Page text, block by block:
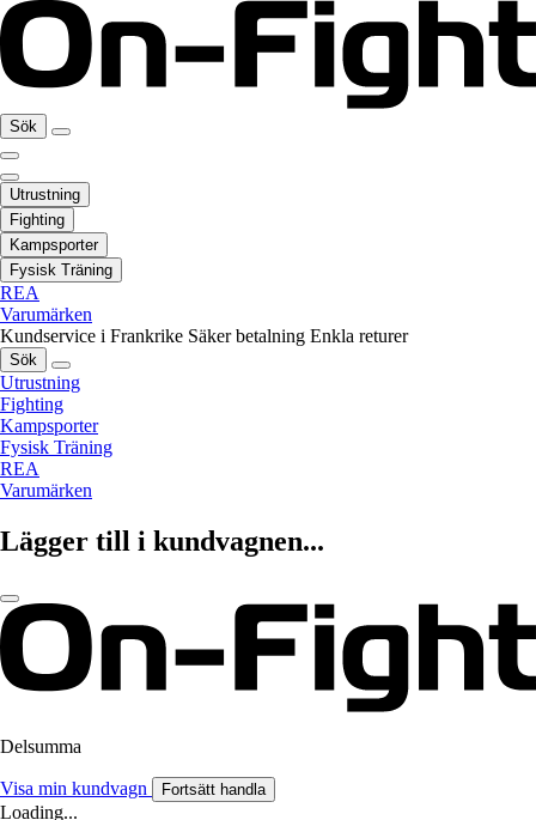
Sök
Utrustning
Fighting
Kampsporter
Fysisk Träning
REA
Varumärken
Kundservice i Frankrike Säker betalning Enkla returer
Sök
Utrustning
Fighting
Kampsporter
Fysisk Träning
REA
Varumärken
Lägger till i kundvagnen...
Delsumma
Visa min kundvagn Fortsätt handla
Loading...